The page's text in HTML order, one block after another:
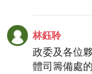
林鈺聆
政委及各位
體司籌備處